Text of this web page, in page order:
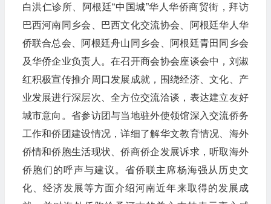
白洪仁诊所、阿根廷“中国城”华人华侨商贸街，拜访
巴西河南同乡会、巴西文化交流协会、阿根廷华人华
侨联合总会、阿根廷舟山同乡会、阿根廷青田同乡会
及华侨企业负责人。在召开商会协会座谈会中，刘淑
红积极宣传推介周口发展成就，围绕经济、文化、产
业发展进行深层次、全方位交流洽谈，表达建立友好
城市意向。省参访团与当地驻外使领馆深入交流侨务
工作和侨团建设情况，详细了解华文教育情况、海外
侨情和侨胞生活现状、侨商侨企发展诉求，听取海外
侨胞们的呼声与建议。省侨联主席杨海强从历史文
化、经济发展等方面介绍河南近年来取得的发展成